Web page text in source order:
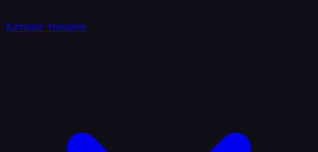
Каталог товаров